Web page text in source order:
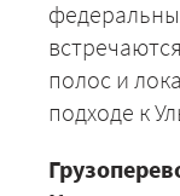
полос и
подходе к